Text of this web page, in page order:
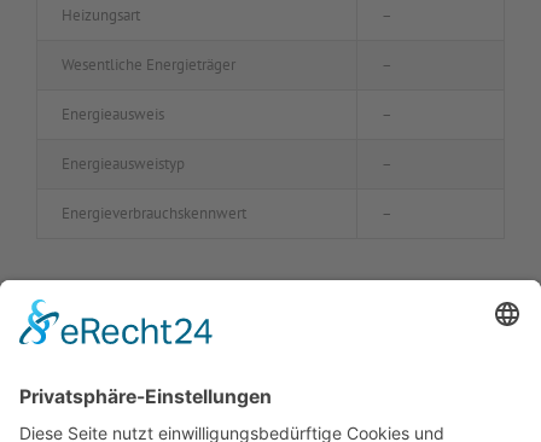
Heizungsart –
Wesentliche Energieträger –
Energieausweis –
Energieausweistyp –
Energieverbrauchskennwert –